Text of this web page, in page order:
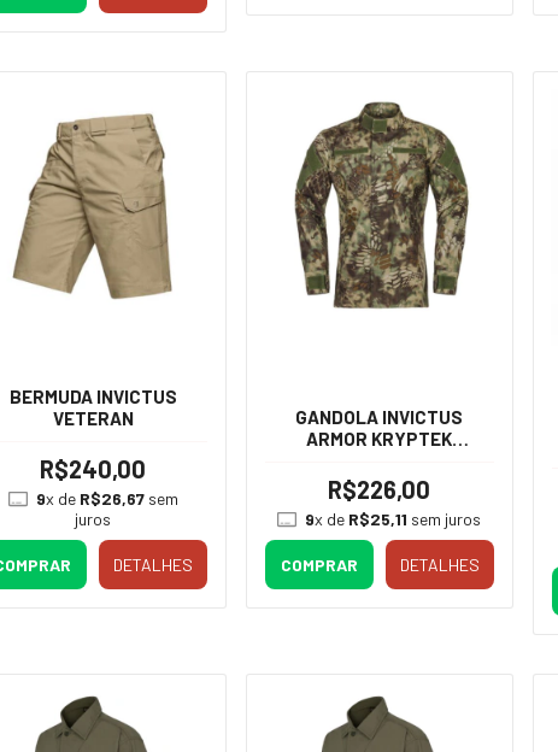
BERMUDA INVICTUS
VETERAN
R$240,00
9x de R$26,67sem
juros
DETALHES
GANDOLA INVICTUS
ARMOR KRYPTEK
R$226,00
9x de R$25,11 sem juros
COMPRAR DETALHES